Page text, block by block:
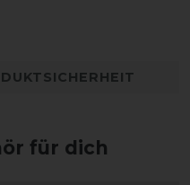
für dich